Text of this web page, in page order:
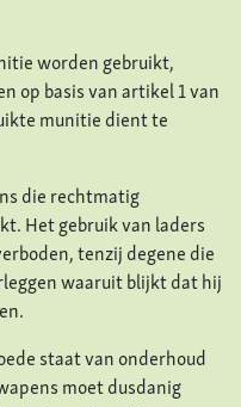
worden gebruikt,
op basis van artikel 1 van
munitie dient te
die rechtmatig
Het gebruik van laders
tenzij degene die
waaruit blijkt dat hij
staat van onderhoud
moet dusdanig